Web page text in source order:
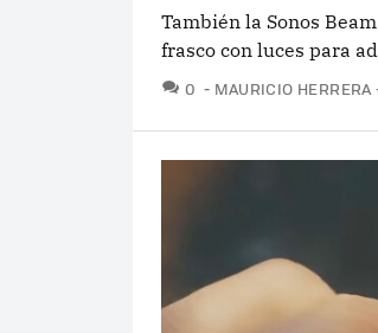
También la Sonos
frasco con luces para
0 COMENTARIOS
MAURICIO HERRERA